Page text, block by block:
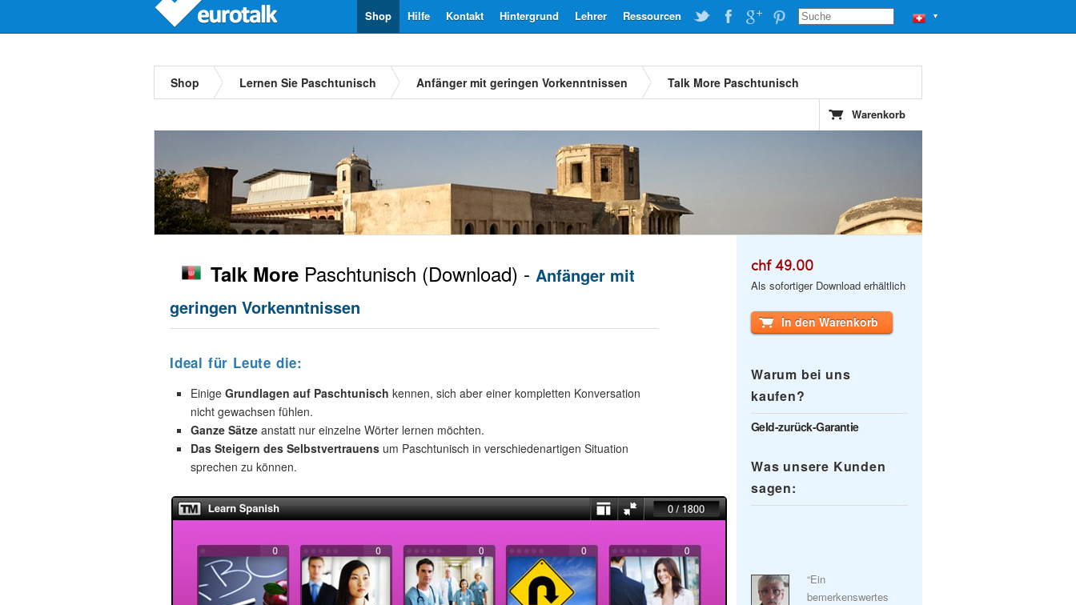
▼
Ressourcen
Lehrer
Hintergrund
Kontakt
Hilfe
Shop
Shop Lernen Sie Paschtunisch Anfänger mit geringen Vorkenntnissen Talk More Paschtunisch
Warenkorb
Talk More Paschtunisch (Download) - Anfänger mit
geringen Vorkenntnissen
Ideal für Leute die:
Einige Grundlagen auf Paschtunisch kennen, sich aber einer kompletten Konversation
nicht gewachsen fühlen.
Ganze Sätze anstatt nur einzelne Wörter lernen möchten.
Das Steigern des Selbstvertrauens um Paschtunisch in verschiedenartigen Situation
sprechen zu können.
chf 49.00
Als sofortiger Download erhältlich
In den Warenkorb
Warum bei uns
kaufen?
Geld-zurück-Garantie
Was unsere Kunden
sagen:
“Ein
bemerkenswertes